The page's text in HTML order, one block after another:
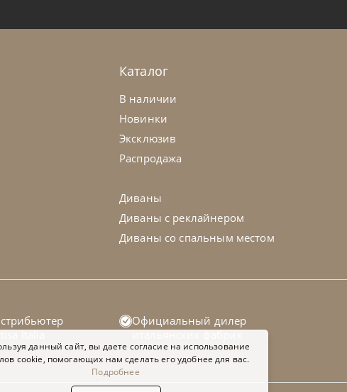
Каталог
В наличии
Новинки
Эксклюзив
Распродажа
Диваны
Диваны с реклайнером
Диваны со спальным местом
Официальный дилер
данный сайт, вы даете согласие на использование
cookie, помогающих нам сделать его удобнее для вас.
Подробнее